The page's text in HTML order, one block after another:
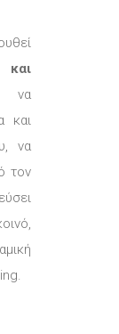
και
και
να
τον